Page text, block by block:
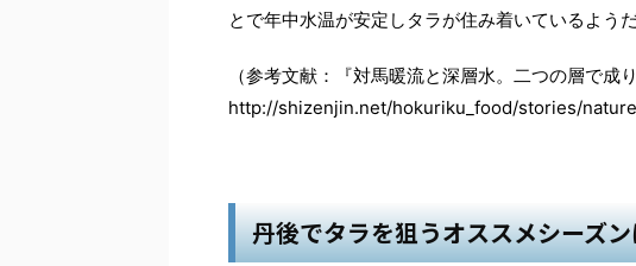
とで年中水温が安定しタラが住み着いているようだ
（参考文献：『対馬暖流と深層水。二つの層で成
http://shizenjin.net/hokuriku_food/stories/
丹後でタラを狙うオススメシーズ